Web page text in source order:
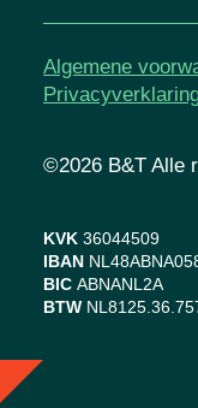
Algemene
©2026 B&T Alle
KVK 36044509
IBAN
BIC ABNANL2A
BTW